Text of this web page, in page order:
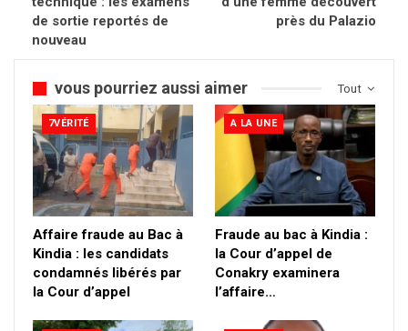
de sortie reportés de
nouveau
près du Palazio
Tout
vous pourriez aussi aimer
7VÉRITÉ
Affaire fraude au Bac à
Kindia : les candidats
condamnés libérés par
la Cour d’appel
A LA UNE
Fraude au bac à Kindia :
la Cour d’appel de
Conakry examinera
l’affaire…